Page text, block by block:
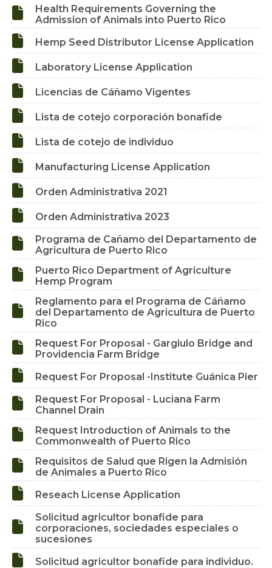

Health Requirements Governing the
Admission of Animals into Puerto Rico
 Hemp Seed Distributor License Application
 Laboratory License Application
 Licencias de Cáñamo Vigentes
 Lista de cotejo corporación bonafide
 Lista de cotejo de individuo
 Manufacturing License Application
 Orden Administrativa 2021
 Orden Administrativa 2023

Programa de Cañamo del Departamento de
Agricultura de Puerto Rico

Puerto Rico Department of Agriculture
Hemp Program

Reglamento para el Programa de Cáñamo
del Departamento de Agricultura de Puerto
Rico

Request For Proposal - Gargiulo Bridge and
Providencia Farm Bridge
 Request For Proposal -Institute Guánica Pier

Request For Proposal - Luciana Farm
Channel Drain

Request Introduction of Animals to the
Commonwealth of Puerto Rico

Requisitos de Salud que Rigen la Admisión
de Animales a Puerto Rico
 Reseach License Application

Solicitud agricultor bonafide para
corporaciones, sociedades especiales o
sucesiones
 Solicitud agricultor bonafide para individuo.